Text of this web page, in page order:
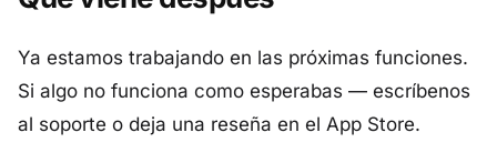
Ya estamos trabajando en las próximas funciones.
Si algo no funciona como esperabas — escríbenos
al soporte o deja una reseña en el App Store.